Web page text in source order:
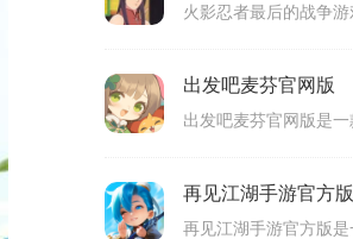
出发吧麦芬官网版
再见江湖手游官方版